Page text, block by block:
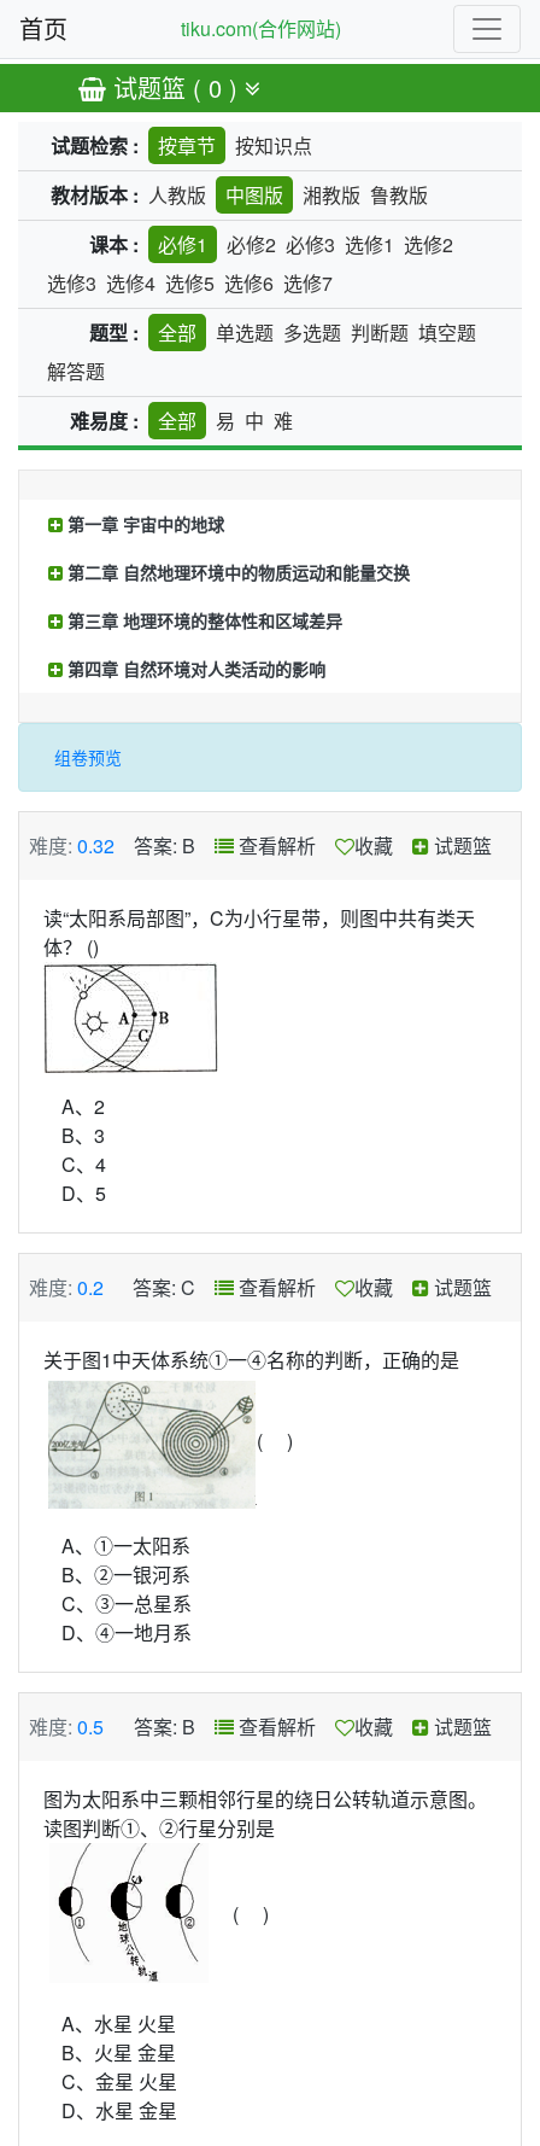
首页 tiku.com(合作网站)
试题篮 ( 0 )
试题检索 : 按章节
按知识点
教材版本 : 人教版 中图版 湘教版 鲁教版
课本 :
必修1 必修2 必修3 选修1 选修2
选修3 选修4 选修5 选修6 选修7
题型 :
全部 单选题 多选题 判断题 填空题
解答题
难易度 :
全部 易 中 难
第一章 宇宙中的地球
第二章 自然地理环境中的物质运动和能量交换
第三章 地理环境的整体性和区域差异
第四章 自然环境对人类活动的影响
组卷预览
难度: 0.32 答案: B 查看解析 收藏 试题篮
读“太阳系局部图”，C为小行星带，则图中共有类天
体？ ()
A、2
B、3
C、4
D、5
难度: 0.2 答案: C 查看解析 收藏 试题篮
关于图1中天体系统①一④名称的判断，正确的是
( )
A、①一太阳系
B、②一银河系
C、③一总星系
D、④一地月系
难度: 0.5 答案: B 查看解析 收藏 试题篮
图为太阳系中三颗相邻行星的绕日公转轨道示意图。
读图判断①、②行星分别是
( )
A、水星 火星
B、火星 金星
C、金星 火星
D、水星 金星